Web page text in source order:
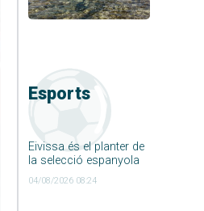
Esports
Eivissa és el planter de
la selecció espanyola
04/08/2026 08:24